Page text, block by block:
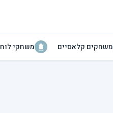
משחקים קלאסיים משחקי לוח